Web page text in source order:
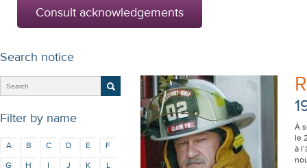
Consult acknowledgements
Search notice
Filter by name
A B C D E
F
G
H I J K
L
À
le
à